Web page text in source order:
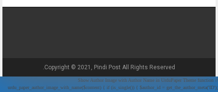
Copyright © 2021, Pindi Post All Rights Reserved.
// Show Author Image with Author Name in UrduPaper Theme function
urdu_paper_author_image_with_name($content) { if (is_single()) { $author_id = get_the_author_meta('ID');